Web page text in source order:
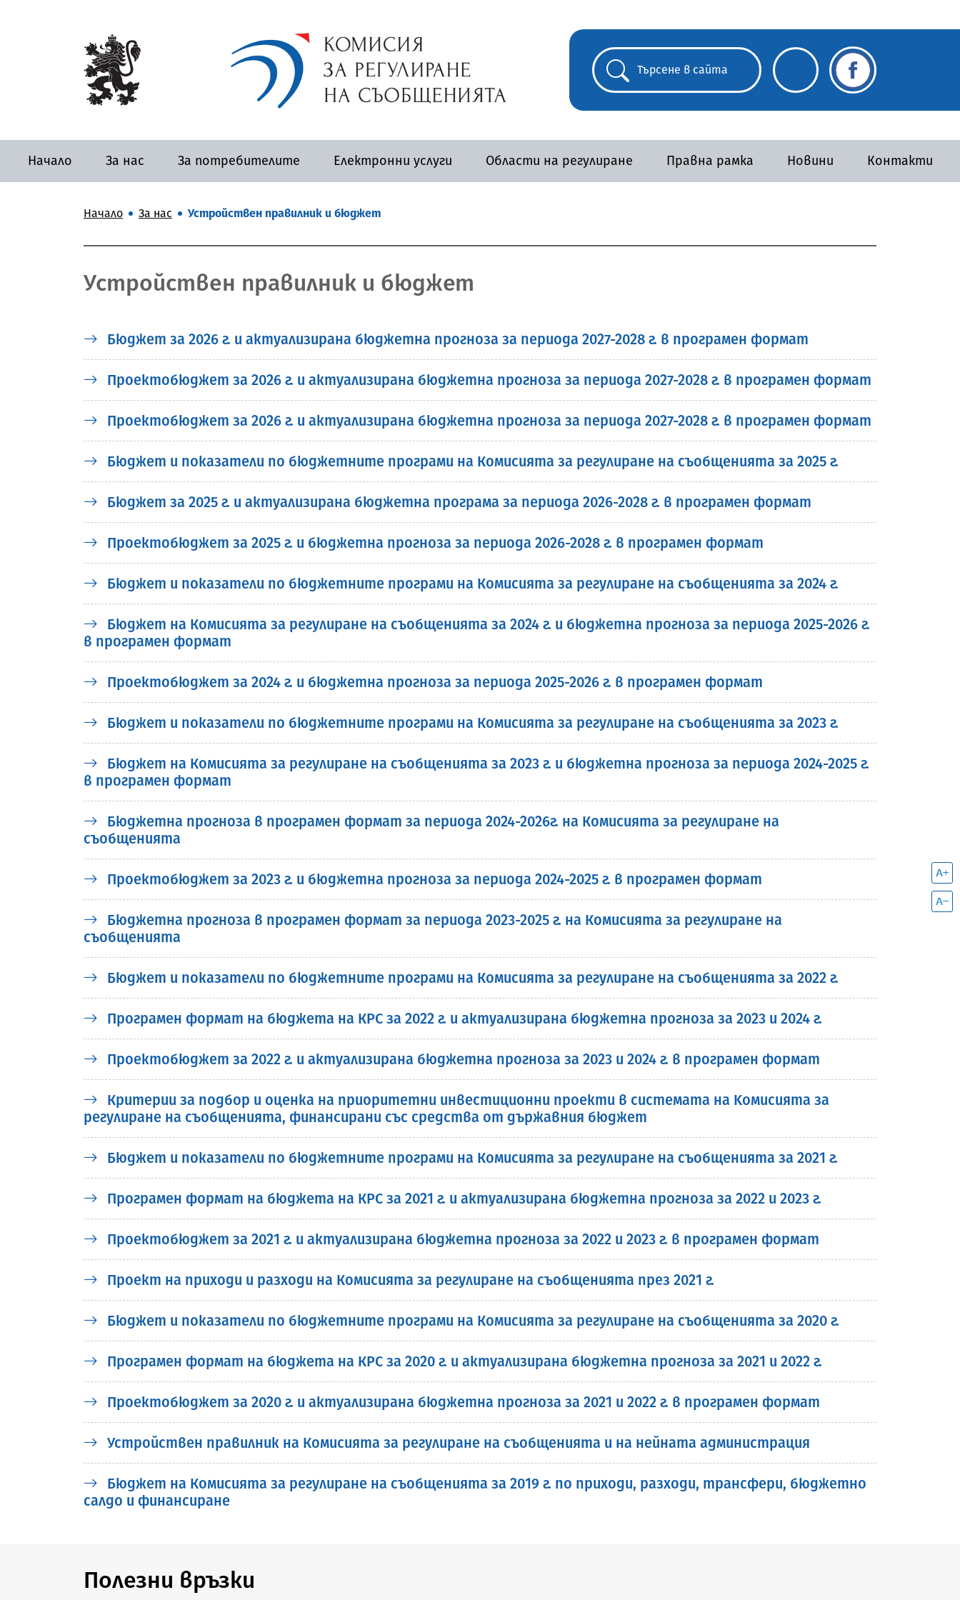
Начало За нас За потребителите Електронни услуги Области на регулиране Правна рамка Новини Контакти
Начало За нас Устройствен правилник и бюджет
Устройствен правилник и бюджет
Бюджет за 2026 г. и актуализирана бюджетна прогноза за периода 2027-2028 г. в програмен формат
Проектобюджет за 2026 г. и актуализирана бюджетна прогноза за периода 2027-2028 г. в програмен формат
Проектобюджет за 2026 г. и актуализирана бюджетна прогноза за периода 2027-2028 г. в програмен формат
Бюджет и показатели по бюджетните програми на Комисията за регулиране на съобщенията за 2025 г.
Бюджет за 2025 г. и актуализирана бюджетна програма за периода 2026-2028 г. в програмен формат
Проектобюджет за 2025 г. и бюджетна прогноза за периода 2026-2028 г. в програмен формат
Бюджет и показатели по бюджетните програми на Комисията за регулиране на съобщенията за 2024 г.
Бюджет на Комисията за регулиране на съобщенията за 2024 г. и бюджетна прогноза за периода 2025-2026 г.
в програмен формат
Проектобюджет за 2024 г. и бюджетна прогноза за периода 2025-2026 г. в програмен формат
Бюджет и показатели по бюджетните програми на Комисията за регулиране на съобщенията за 2023 г.
Бюджет на Комисията за регулиране на съобщенията за 2023 г. и бюджетна прогноза за периода 2024-2025 г.
в програмен формат
Бюджетна прогноза в програмен формат за периода 2024-2026г. на Комисията за регулиране на
съобщенията
Проектобюджет за 2023 г. и бюджетна прогноза за периода 2024-2025 г. в програмен формат
Бюджетна прогноза в програмен формат за периода 2023-2025 г. на Комисията за регулиране на
съобщенията
Бюджет и показатели по бюджетните програми на Комисията за регулиране на съобщенията за 2022 г.
Програмен формат на бюджета на КРС за 2022 г. и актуализирана бюджетна прогноза за 2023 и 2024 г.
Проектобюджет за 2022 г. и актуализирана бюджетна прогноза за 2023 и 2024 г. в програмен формат
Критерии за подбор и оценка на приоритетни инвестиционни проекти в системата на Kомисията за
регулиране на съобщенията, финансирани със средства от държавния бюджет
Бюджет и показатели по бюджетните програми на Комисията за регулиране на съобщенията за 2021 г.
Програмен формат на бюджета на КРС за 2021 г. и актуализирана бюджетна прогноза за 2022 и 2023 г.
Проектобюджет за 2021 г. и актуализирана бюджетна прогноза за 2022 и 2023 г. в програмен формат
Проект на приходи и разходи на Комисията за регулиране на съобщенията през 2021 г.
Бюджет и показатели по бюджетните програми на Комисията за регулиране на съобщенията за 2020 г.
Програмен формат на бюджета на КРС за 2020 г. и актуализирана бюджетна прогноза за 2021 и 2022 г.
Проектобюджет за 2020 г. и актуализирана бюджетна прогноза за 2021 и 2022 г. в програмен формат
Устройствен правилник на Комисията за регулиране на съобщенията и на нейната администрация
Бюджет на Комисията за регулиране на съобщенията за 2019 г. по приходи, разходи, трансфери, бюджетно
салдо и финансиране
Полезни връзки